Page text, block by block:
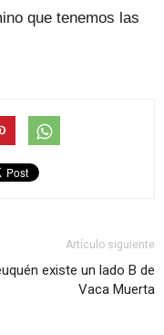
que tenemos las
Artículo siguiente
existe un lado B de
Vaca Muerta